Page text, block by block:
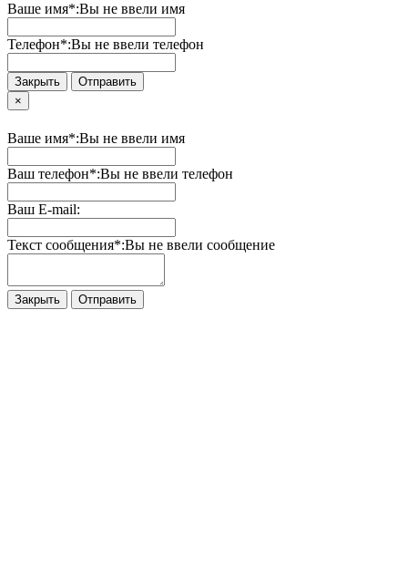
Ваше имя*:Вы не ввели имя
Телефон*:Вы не ввели телефон
Закрыть
Отправить
×
Ваше имя*:Вы не ввели имя
Ваш телефон*:Вы не ввели телефон
Ваш E-mail:
Текст сообщения*:Вы не ввели сообщение
Закрыть Отправить